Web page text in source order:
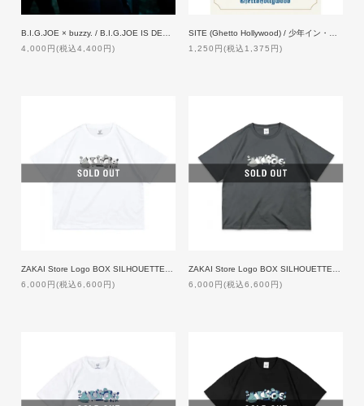
4,000円(税込4,400円)
1,250円(税込1,375円)
6,000円(税込6,600円)
6,000円(税込6,600円)